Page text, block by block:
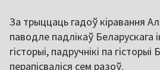
За трыццаць гадоў кіравання
паводле падлікаў Беларускага
гісторыі, падручнікі па гісторыі
перапісваліся сем разоў.